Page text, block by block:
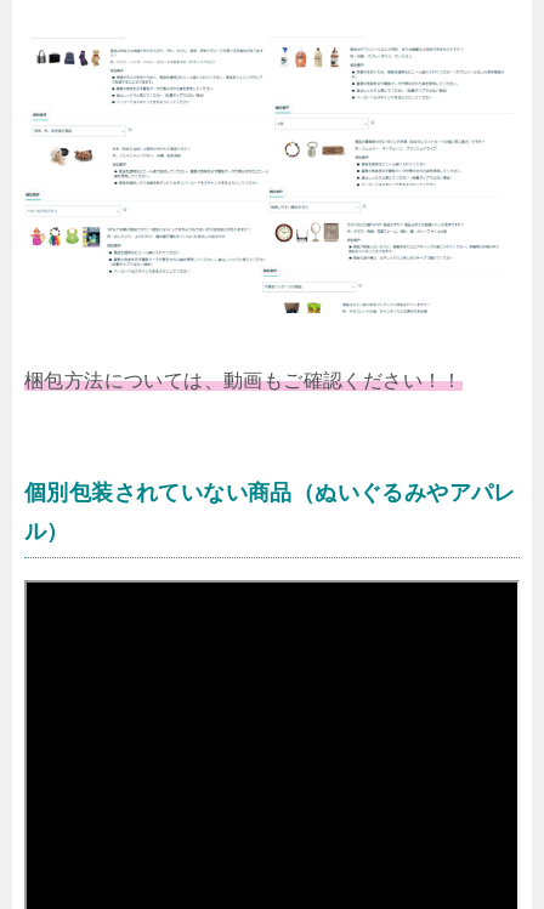
梱包方法については、動画もご確認ください！！
個別包装されていない商品（ぬいぐるみやアパレ
ル）